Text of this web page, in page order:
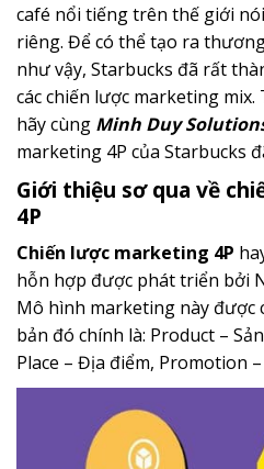
café nổi tiếng trên thế giới
riêng. Để có thể tạo ra
như vậy, Starbucks đã rất
các chiến lược marketing
hãy cùng Minh Duy
marketing 4P của Starbucks
Giới thiệu sơ qua về
4P
Chiến lược marketing 4P
hỗn hợp được phát triển bởi
Mô hình marketing này được
bản đó chính là: Product –
Place – Địa điểm, Promotion